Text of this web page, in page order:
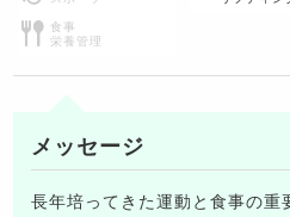
食事
栄養管理
メッセージ
長年培ってきた運動と食事の重